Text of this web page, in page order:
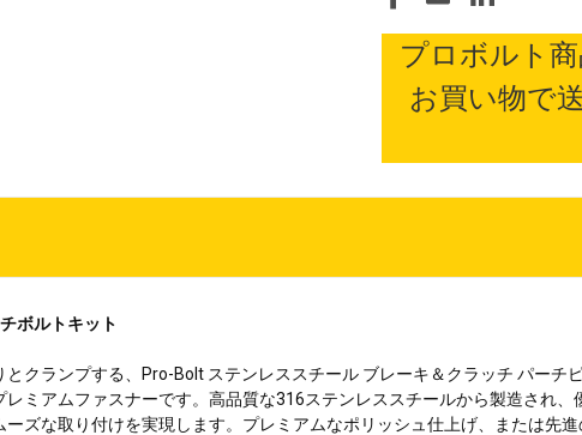
プロボルト
お買い物で
ボルトキット
クランプする、Pro-Bolt ステンレススチール ブレーキ＆クラッチ パーチ
ミアムファスナーです。高品質な316ステンレススチールから製造され
ズな取り付けを実現します。プレミアムなポリッシュ仕上げ、または先